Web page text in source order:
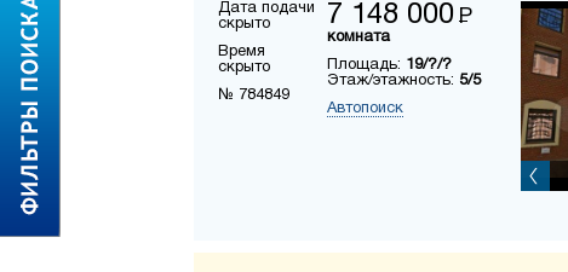
Дата подачи
скрыто
Время
скрыто
№ 784849
7 148 000 Р
комната
Площадь: 19/?/?
Этаж/этажность: 5/5
Автопоиск